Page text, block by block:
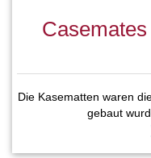
Die Kasematten waren
gebaut